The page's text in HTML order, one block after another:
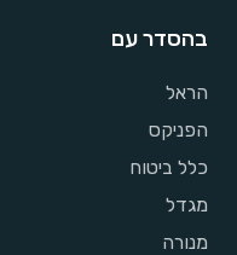
בהסדר עם
הראל
הפניקס
כלל ביטוח
מגדל
מנורה